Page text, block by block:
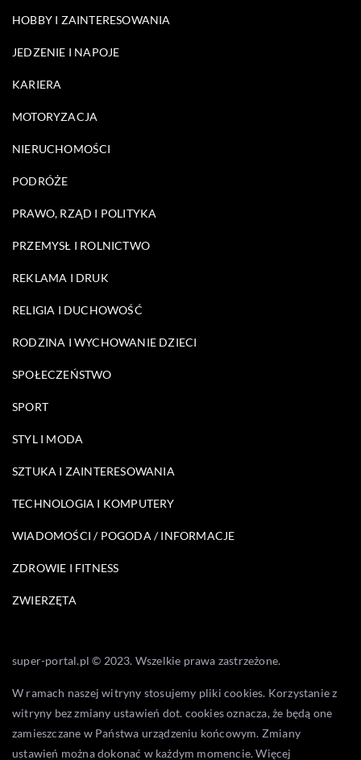
HOBBY I ZAINTERESOWANIA
JEDZENIE I NAPOJE
KARIERA
MOTORYZACJA
NIERUCHOMOŚCI
PODRÓŻE
PRAWO, RZĄD I POLITYKA
PRZEMYSŁ I ROLNICTWO
REKLAMA I DRUK
RELIGIA I DUCHOWOŚĆ
RODZINA I WYCHOWANIE DZIECI
SPOŁECZEŃSTWO
SPORT
STYL I MODA
SZTUKA I ZAINTERESOWANIA
TECHNOLOGIA I KOMPUTERY
WIADOMOŚCI / POGODA / INFORMACJE
ZDROWIE I FITNESS
ZWIERZĘTA
super-portal.pl © 2023. Wszelkie prawa zastrzeżone.
W ramach naszej witryny stosujemy pliki cookies. Korzystanie z
witryny bez zmiany ustawień dot. cookies oznacza, że będą one
zamieszczane w Państwa urządzeniu końcowym. Zmiany
ustawień można dokonać w każdym momencie. Więcej